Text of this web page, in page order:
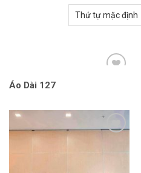
Áo Dài 127